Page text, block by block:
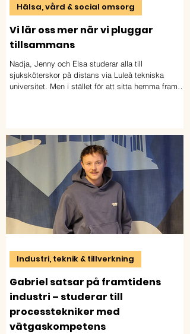
Vi lär oss mer när vi pluggar
tillsammans
Nadja, Jenny och Elsa studerar alla till
sjuksköterskor på distans via Luleå tekniska
universitet. Men i stället för att sitta hemma framför
Hälsa, vård & social omsorg
Gabriel satsar på framtidens
industri – studerar till
processtekniker med
vätgaskompetens
Industri, teknik & tillverkning